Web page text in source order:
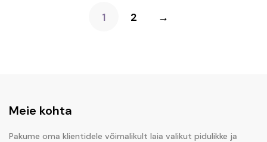
1 2 →
Meie kohta
Pakume oma klientidele võimalikult laia valikut pidulikke ja